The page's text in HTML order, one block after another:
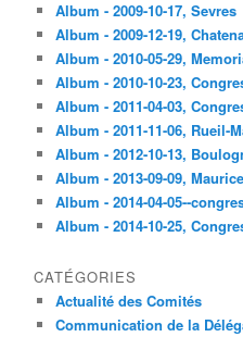
Album - 2009-10-17, Sevres
Album - 2009-12-19,
Album - 2010-05-29,
Album - 2010-10-23,
Album - 2011-04-03,
Album - 2011-11-06, Rueil-
Album - 2012-10-13,
Album - 2013-09-09,
Album - 2014-04-05--
Album - 2014-10-25,
CATÉGORIES
Actualité des Comités
Communication de la